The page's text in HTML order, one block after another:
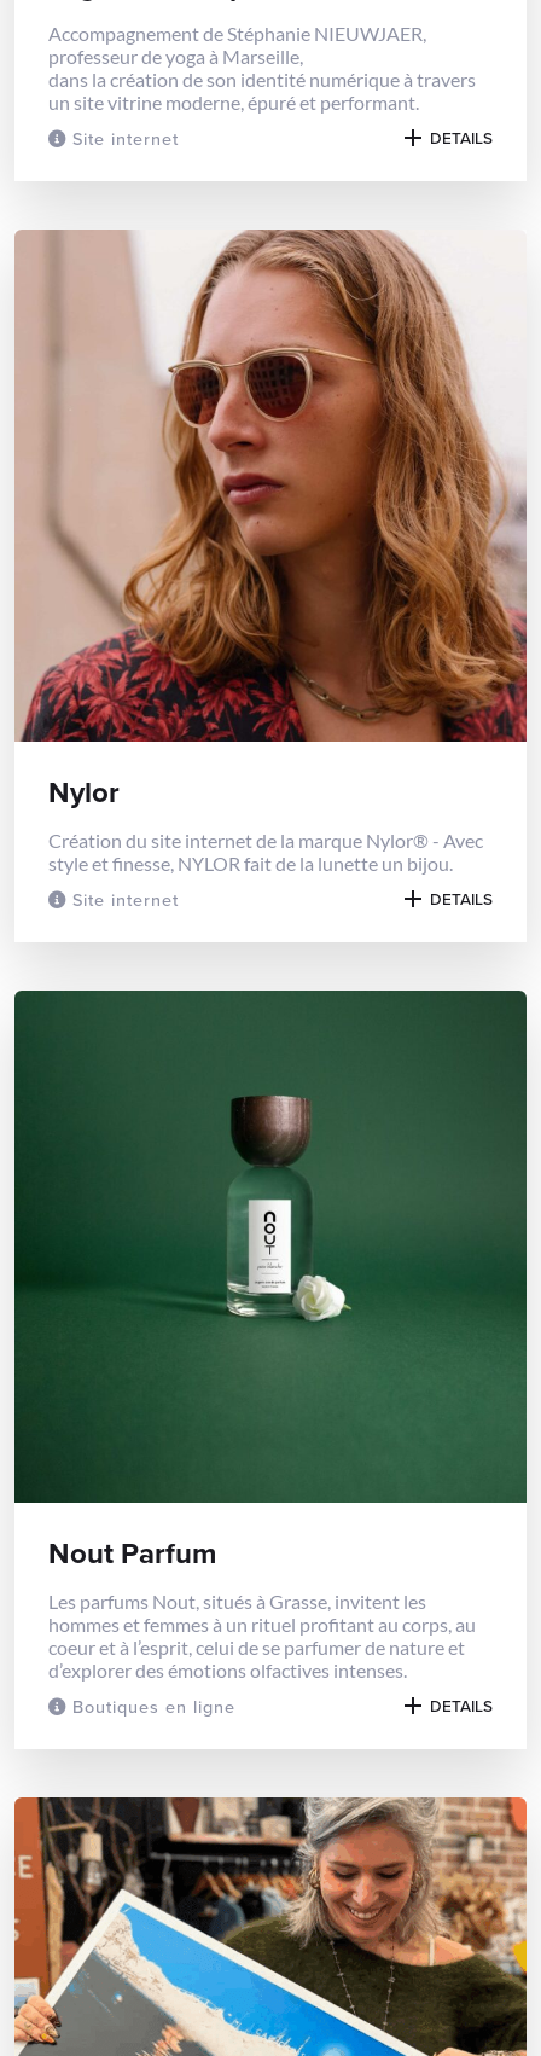
Site internet
Accompagnement de Stéphanie NIEUWJAER,
professeur de yoga à Marseille,
dans la création de son identité numérique à travers
un site vitrine moderne, épuré et performant.
DETAILS
Site internet
Nylor
Création du site internet de la marque Nylor® - Avec
style et finesse, NYLOR fait de la lunette un bijou.
DETAILS
Boutiques en ligne
Nout Parfum
Les parfums Nout, situés à Grasse, invitent les
hommes et femmes à un rituel profitant au corps, au
coeur et à l’esprit, celui de se parfumer de nature et
d’explorer des émotions olfactives intenses.
DETAILS